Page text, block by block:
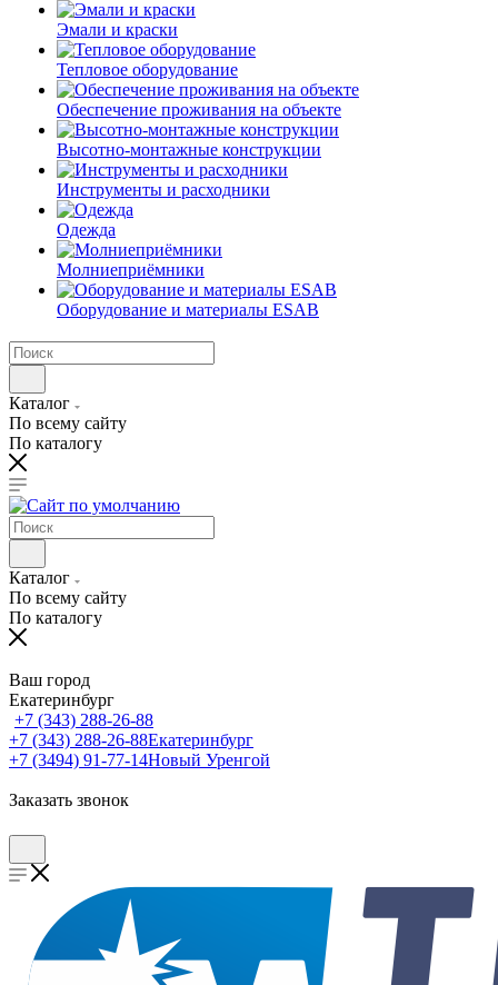
Эмали и краски
Тепловое оборудование
Обеспечение проживания на объекте
Высотно-монтажные конструкции
Инструменты и расходники
Одежда
Молниеприёмники
Оборудование и материалы ESAB
Каталог
По всему сайту
По каталогу
Каталог
По всему сайту
По каталогу
Ваш город
Екатеринбург
+7 (343) 288-26-88
+7 (343) 288-26-88Екатеринбург
+7 (3494) 91-77-14Новый Уренгой
Заказать звонок